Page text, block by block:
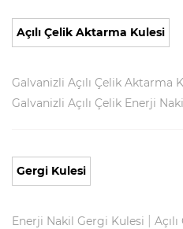
Açılı Çelik Aktarma Kulesi
Galvanizli Açılı Çelik Aktarma
Galvanizli Açılı Çelik Enerji
Gergi Kulesi
Enerji Nakil Gergi Kulesi